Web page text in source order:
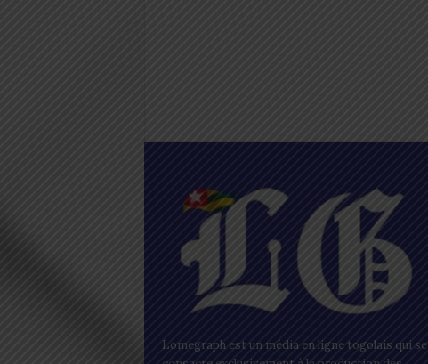
Lomegraph est un média en ligne togolais qui se